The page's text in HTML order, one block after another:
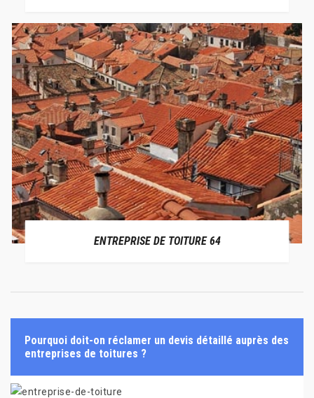
ENTREPRISE DE TOITURE 64
Pourquoi doit-on réclamer un devis détaillé auprès des
entreprises de toitures ?